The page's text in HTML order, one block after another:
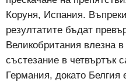
Коруня, Испания.
резултатите бъдат
Великобритания влезна
състезание в четвъртък
Германия, докато Белгия